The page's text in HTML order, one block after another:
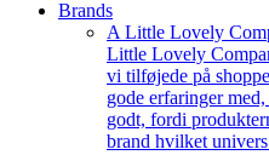
Brands
A Little Lovely
Little Lovely
vi tilføjede på
gode erfaringer
godt, fordi
brand hvilket